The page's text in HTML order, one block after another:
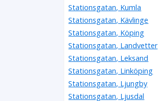
Stationsgatan, Kumla
Stationsgatan, Kävlinge
Stationsgatan, Köping
Stationsgatan, Landvetter
Stationsgatan, Leksand
Stationsgatan, Linköping
Stationsgatan, Ljungby
Stationsgatan, Ljusdal